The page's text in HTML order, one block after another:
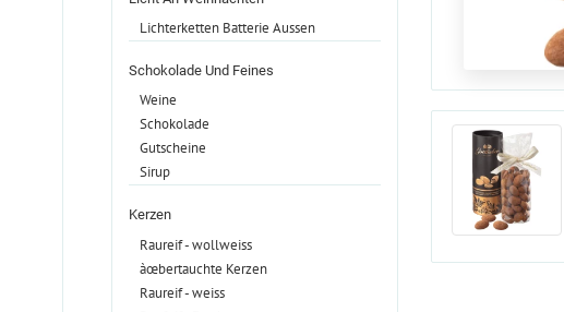
Lichterketten Batterie Aussen
Schokolade Und Feines
Weine
Schokolade
Gutscheine
Sirup
Kerzen
Raureif - wollweiss
àœbertauchte Kerzen
Raureif - weiss